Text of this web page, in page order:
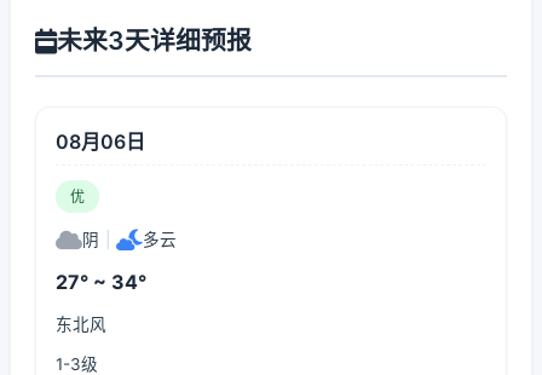
未来3天详细预报
08月06日
优
阴 多云
27° ~ 34°
东北风
1-3级